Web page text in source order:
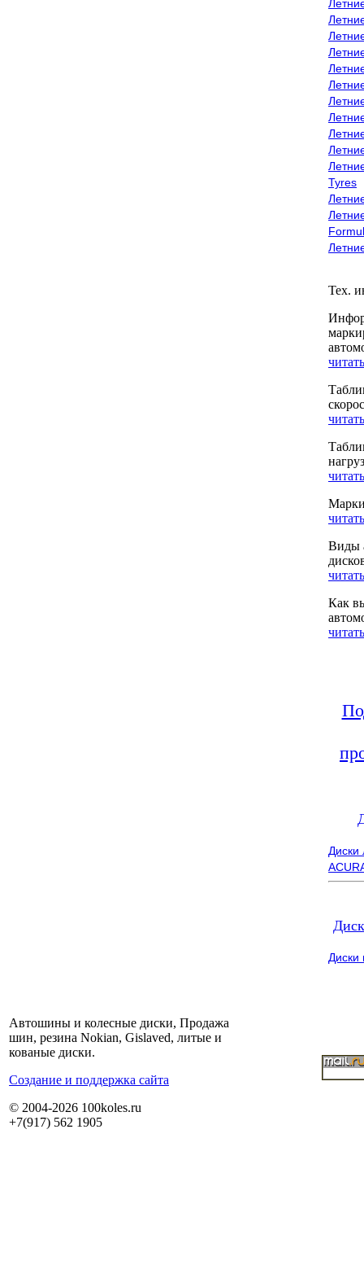
Tyres
Тех.
Виды
Как
Диски
Автошины и колесные диски, Продажа
шин, резина Nokian, Gislaved, литые и
кованые диски.
Cоздание и поддержка сайта
© 2004-2026 100koles.ru
+7(917) 562 1905